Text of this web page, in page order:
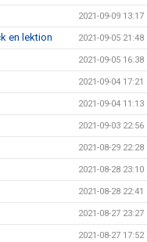
2021-09-09 13:17
en lektion 2021-09-05 21:48
2021-09-05 16:38
2021-09-04 17:21
2021-09-04 11:13
2021-09-03 22:56
2021-08-29 22:28
2021-08-28 23:10
2021-08-28 22:41
2021-08-27 23:27
2021-08-27 17:52